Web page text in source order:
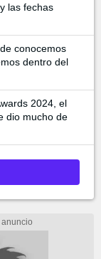
las fechas
conocemos
dentro del
2024, el
dio mucho de